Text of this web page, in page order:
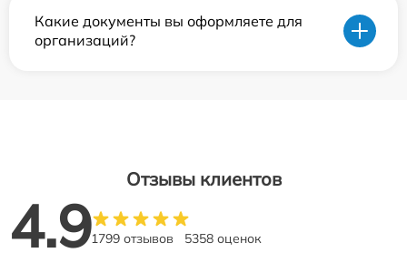
Какие документы вы оформляете для
организаций?
Отзывы клиентов
4.91799 отзывов 5358 оценок